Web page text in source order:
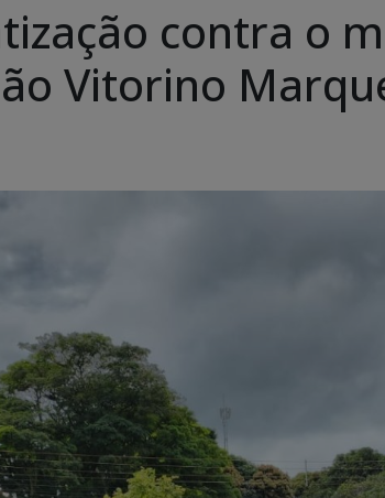
contra o
Vitorino